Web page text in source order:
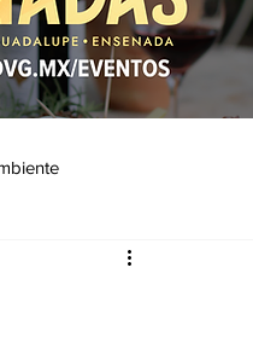
Indaba Editorial